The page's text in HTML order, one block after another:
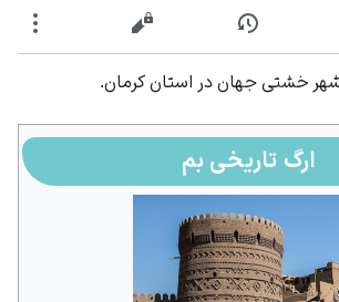
نمایش تاریخچهنمایش مبدأ
شهر خشتی جهان در استان کرمان.
ارگ تاریخی بم